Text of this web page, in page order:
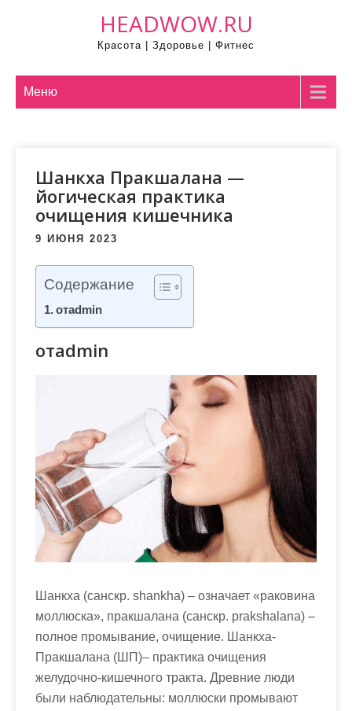
HEADWOW.RU
Красота | Здоровье | Фитнес
Меню
Шанкха Пракшалана —
йогическая практика
очищения кишечника
9 ИЮНЯ 2023
Содержание
отadmin
отadmin
Шанкха (санскр. shankha) – означает «раковина
моллюска», пракшалана (санскр. prakshalana) –
полное промывание, очищение. Шанкха-
Пракшалана (ШП)– практика очищения
желудочно-кишечного тракта. Древние люди
были наблюдательны: моллюски промывают